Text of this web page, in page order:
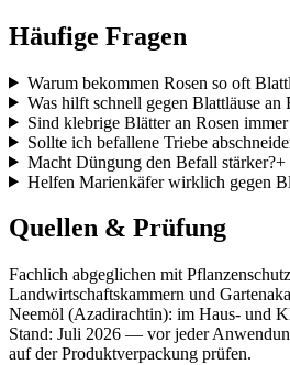
Häufige Fragen
Warum bekommen Rosen so oft
Was hilft schnell gegen Blattläuse an
Sind klebrige Blätter an Rosen
Sollte ich befallene Triebe
Macht Düngung den Befall stärker?+
Helfen Marienkäfer wirklich gegen
Quellen & Prüfung
Fachlich abgeglichen mit
Landwirtschaftskammern und
Neemöl (Azadirachtin): im Haus- und
Stand: Juli 2026 — vor jeder
auf der Produktverpackung prüfen.